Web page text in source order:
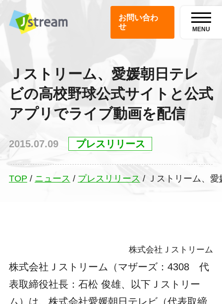
お問い合わ
せ
MENU
Ｊストリーム、愛媛朝日テレ
ビの高校野球公式サイトと公式
アプリでライブ動画を配信
2015.07.09 プレスリリース
TOP / ニュース / プレスリリース / Ｊストリーム、
株式会社Ｊストリーム
株式会社Ｊストリーム（マザーズ：4308 代
表取締役社長：石松 俊雄、以下Ｊストリー
ム）は、株式会社愛媛朝日テレビ（代表取締